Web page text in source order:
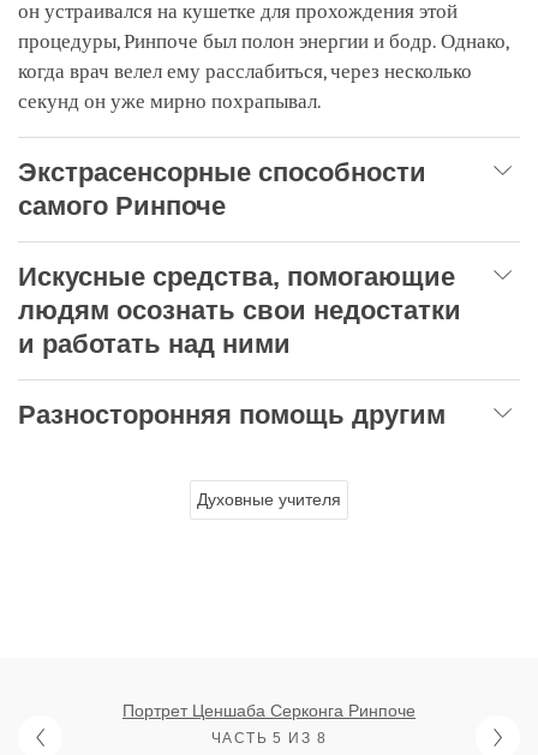
он устраивался на кушетке для прохождения этой
процедуры, Ринпоче был полон энергии и бодр. Однако,
когда врач велел ему расслабиться, через несколько
секунд он уже мирно похрапывал.
Экстрасенсорные способности
самого Ринпоче
Искусные средства, помогающие
людям осознать свои недостатки
и работать над ними
Разносторонняя помощь другим
Духовные учителя
Портрет Ценшаба Серконга Ринпоче
ЧАСТЬ 5 ИЗ 8